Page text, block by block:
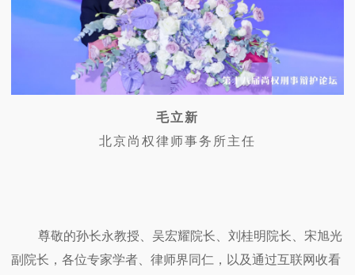
毛立新
北京尚权律师事务所主任
尊敬的孙长永教授、吴宏耀院长、刘桂明院长、宋旭光
副院长，各位专家学者、律师界同仁，以及通过互联网收看